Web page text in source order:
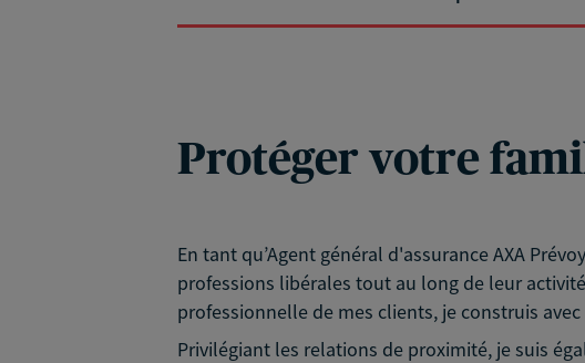
Protéger votre
En tant qu’Agent général d'assurance AXA
professions libérales tout au long de leur
professionnelle de mes clients, je construis
Privilégiant les relations de proximité, je suis